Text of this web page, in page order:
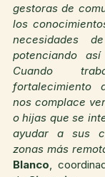
gestoras de
los
necesidades
potenciando
Cuando
fortalecimiento
nos complace
o hijas que se
ayudar a sus
zonas más
Blanco,